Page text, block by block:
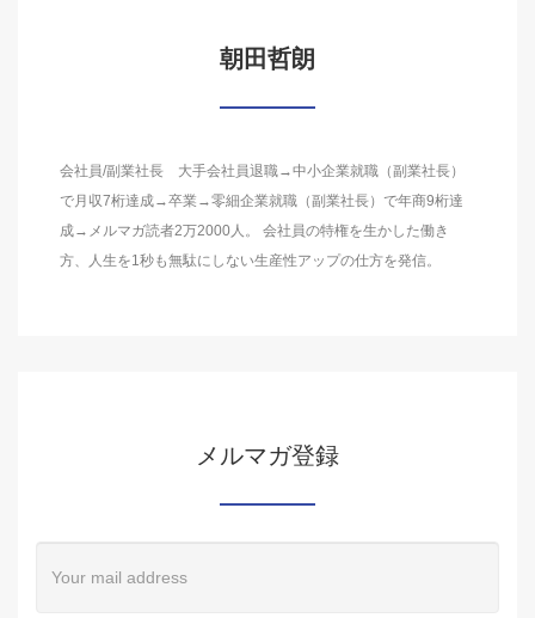
朝田哲朗
会社員/副業社長 大手会社員退職→中小企業就職（副業社長）
で月収7桁達成→卒業→零細企業就職（副業社長）で年商9桁達
成→メルマガ読者2万2000人。 会社員の特権を生かした働き
方、人生を1秒も無駄にしない生産性アップの仕方を発信。
メルマガ登録